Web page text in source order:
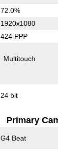
72.0%
1920x1080
424 PPP
Multitouch
24 bit
Primary
G4 Beat